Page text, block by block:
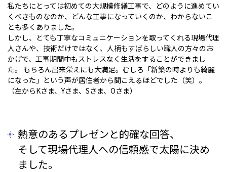
私たちにとっては初めての大規模修繕工事で、どのように進めてい
くべきものなのか、どんな工事になっていくのか、わからないこ
とも多くありました。
しかし、とても丁寧なコミュニケーションを取ってくれる現場代理
人さんや、技術だけではなく、人柄もすばらしい職人の方々のお
かげで、工事期間中もストレスなく生活をすることができまし
た。 もちろん出来栄えにも大満足。むしろ「新築の時よりも綺麗
になった」という声が居住者から聞こえるほどでした（笑）。
（左からKさま、Yさま、Sさま、Oさま）
熱意のあるプレゼンと的確な回答、
そして現場代理人への信頼感で太陽に決め
ました。